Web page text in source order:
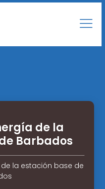
de la
Barbados
la estación base de